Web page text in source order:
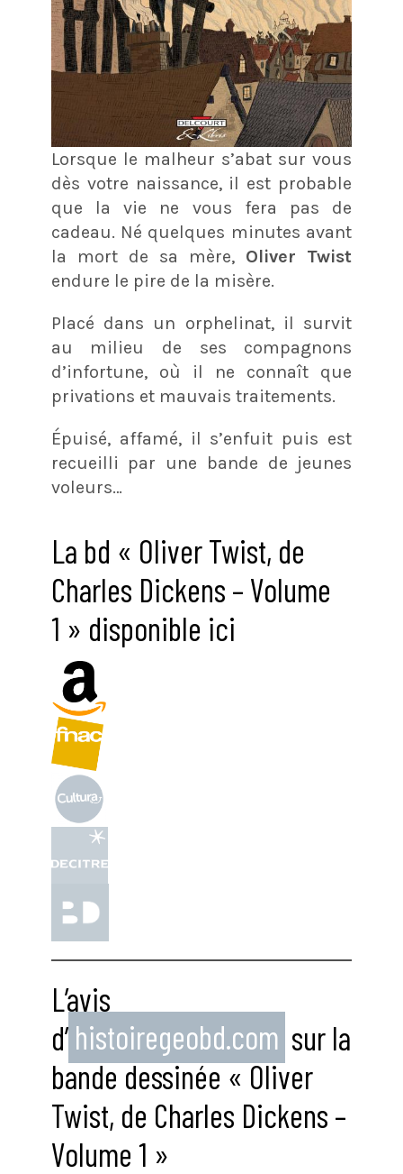
Lorsque le malheur s’abat sur vous
dès votre naissance, il est probable
que la vie ne vous fera pas de
cadeau. Né quelques minutes avant
la mort de sa mère, Oliver Twist
endure le pire de la misère.
Placé dans un orphelinat, il survit
au milieu de ses compagnons
d’infortune, où il ne connaît que
privations et mauvais traitements.
Épuisé, affamé, il s’enfuit puis est
recueilli par une bande de jeunes
voleurs…
La bd « Oliver Twist, de
Charles Dickens – Volume
1 » disponible ici
L’avis
d’ histoiregeobd.com sur la
bande dessinée « Oliver
Twist, de Charles Dickens –
Volume 1 »